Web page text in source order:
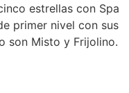
estrellas con Spa
primer nivel con sus
son Misto y Frijolino.